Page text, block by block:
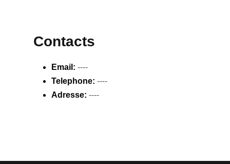
Contacts
Email: ----
Telephone: ----
Adresse: ----